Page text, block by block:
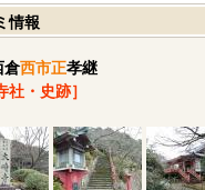
情報
倉西市正孝継
社・史跡］